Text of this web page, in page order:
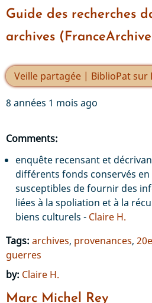
Guide des recherches
archives
Veille partagée | BiblioPat sur
8 années 1 mois ago
Comments:
enquête recensant et
différents fonds conservés en
susceptibles de fournir des
liées à la spoliation et à la
biens culturels - Claire H.
Tags: archives, provenances, 20e
guerres
by: Claire H.
Marc Michel Rey